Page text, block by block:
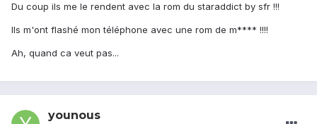
Du coup ils me le rendent avec la rom du staraddict by sfr !!!
Ils m'ont flashé mon téléphone avec une rom de m**** !!!!
Ah, quand ca veut pas...
younous